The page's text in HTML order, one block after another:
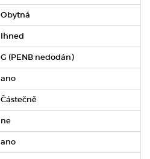
Obytná
Ihned
G (PENB nedodán)
ano
Částečně
ne
ano